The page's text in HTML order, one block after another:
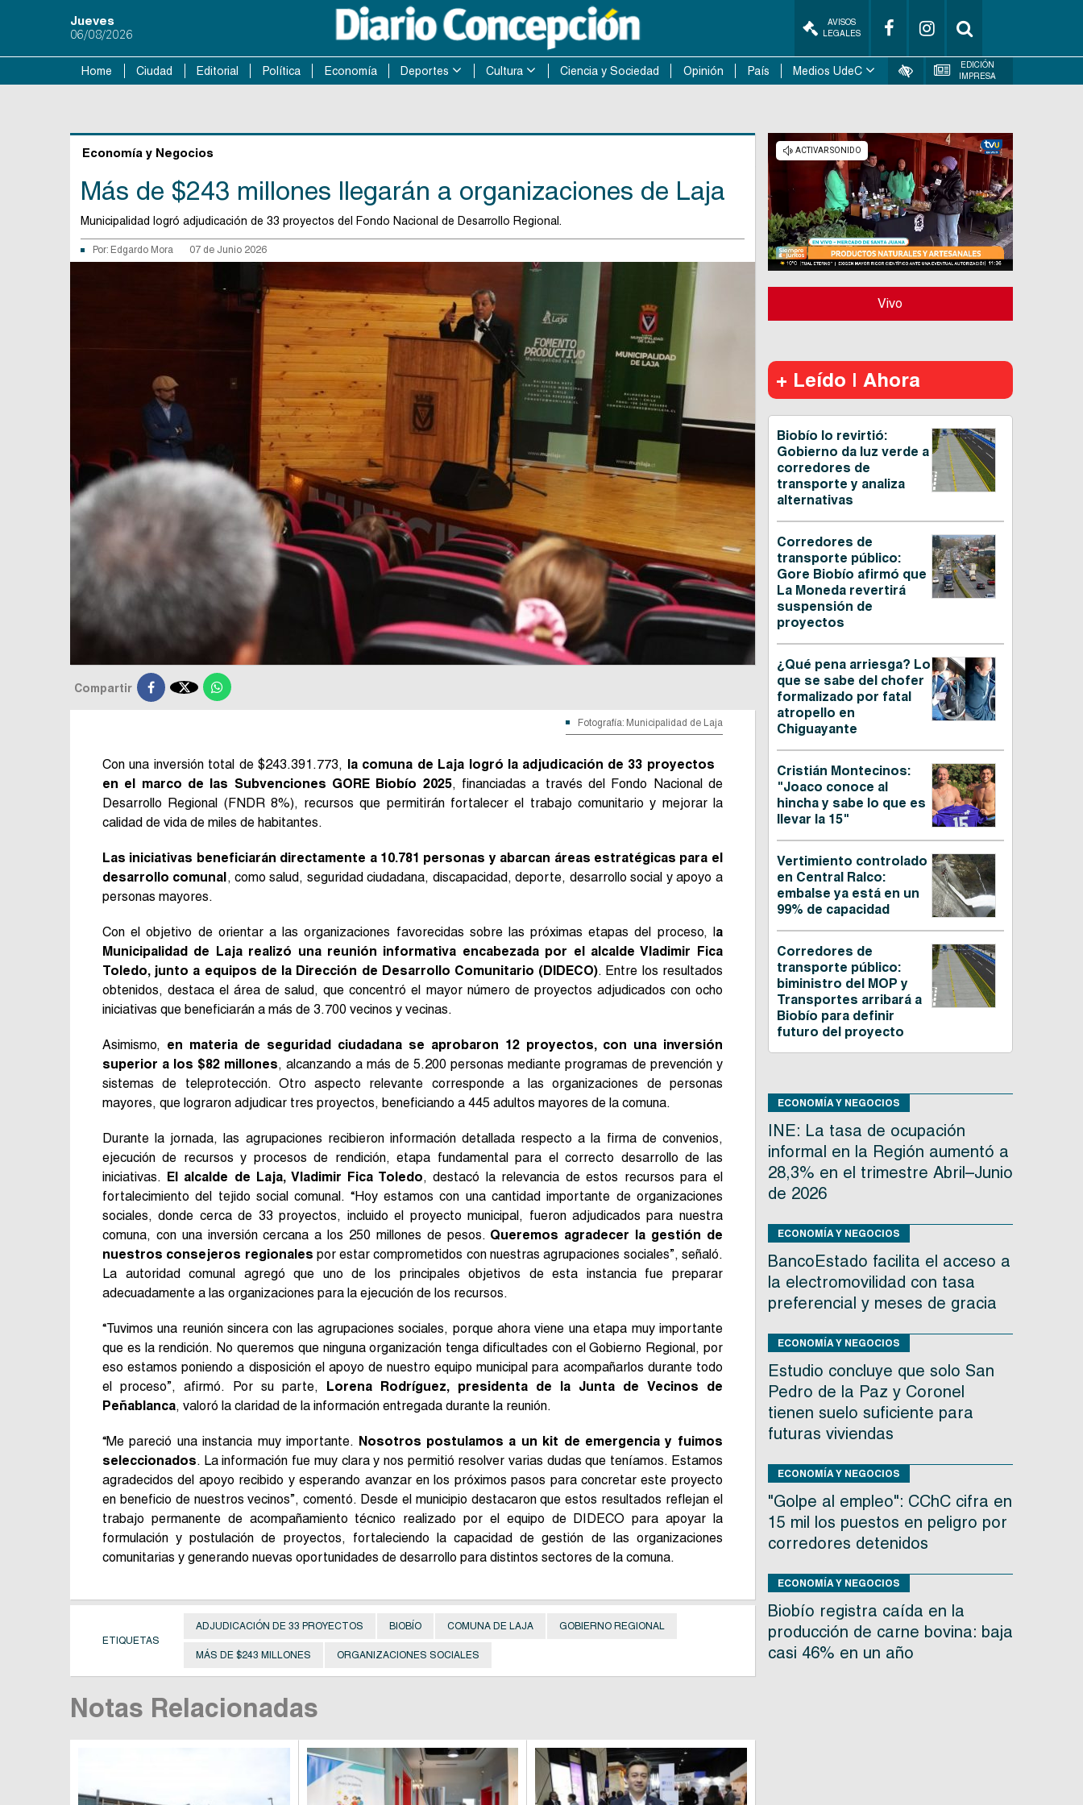
Jueves
06/08/2026
AVISOS
LEGALES
Home Ciudad Editorial Política Economía Deportes Cultura Ciencia y Sociedad Opinión País Medios UdeC
EDICIÓN
IMPRESA
Economía y Negocios
Más de $243 millones llegarán a organizaciones de Laja
Municipalidad logró adjudicación de 33 proyectos del Fondo Nacional de Desarrollo Regional.
Por: Edgardo Mora 07 de Junio 2026
Compartir 
Fotografía: Municipalidad de Laja
Con una inversión total de $243.391.773, la comuna de Laja logró la adjudicación de 33 proyectos
en el marco de las Subvenciones GORE Biobío 2025, financiadas a través del Fondo Nacional de
Desarrollo Regional (FNDR 8%), recursos que permitirán fortalecer el trabajo comunitario y mejorar la
calidad de vida de miles de habitantes.
Las iniciativas beneficiarán directamente a 10.781 personas y abarcan áreas estratégicas para el
desarrollo comunal, como salud, seguridad ciudadana, discapacidad, deporte, desarrollo social y apoyo a
personas mayores.
Con el objetivo de orientar a las organizaciones favorecidas sobre las próximas etapas del proceso, la
Municipalidad de Laja realizó una reunión informativa encabezada por el alcalde Vladimir Fica
Toledo, junto a equipos de la Dirección de Desarrollo Comunitario (DIDECO). Entre los resultados
obtenidos, destaca el área de salud, que concentró el mayor número de proyectos adjudicados con ocho
iniciativas que beneficiarán a más de 3.700 vecinos y vecinas.
Asimismo, en materia de seguridad ciudadana se aprobaron 12 proyectos, con una inversión
superior a los $82 millones, alcanzando a más de 5.200 personas mediante programas de prevención y
sistemas de teleprotección. Otro aspecto relevante corresponde a las organizaciones de personas
mayores, que lograron adjudicar tres proyectos, beneficiando a 445 adultos mayores de la comuna.
Durante la jornada, las agrupaciones recibieron información detallada respecto a la firma de convenios,
ejecución de recursos y procesos de rendición, etapa fundamental para el correcto desarrollo de las
iniciativas. El alcalde de Laja, Vladimir Fica Toledo, destacó la relevancia de estos recursos para el
fortalecimiento del tejido social comunal. “Hoy estamos con una cantidad importante de organizaciones
sociales, donde cerca de 33 proyectos, incluido el proyecto municipal, fueron adjudicados para nuestra
comuna, con una inversión cercana a los 250 millones de pesos. Queremos agradecer la gestión de
nuestros consejeros regionales por estar comprometidos con nuestras agrupaciones sociales”, señaló.
La autoridad comunal agregó que uno de los principales objetivos de esta instancia fue preparar
adecuadamente a las organizaciones para la ejecución de los recursos.
“Tuvimos una reunión sincera con las agrupaciones sociales, porque ahora viene una etapa muy importante
que es la rendición. No queremos que ninguna organización tenga dificultades con el Gobierno Regional, por
eso estamos poniendo a disposición el apoyo de nuestro equipo municipal para acompañarlos durante todo
el proceso”, afirmó. Por su parte, Lorena Rodríguez, presidenta de la Junta de Vecinos de
Peñablanca, valoró la claridad de la información entregada durante la reunión.
“Me pareció una instancia muy importante. Nosotros postulamos a un kit de emergencia y fuimos
seleccionados. La información fue muy clara y nos permitió resolver varias dudas que teníamos. Estamos
agradecidos del apoyo recibido y esperando avanzar en los próximos pasos para concretar este proyecto
en beneficio de nuestros vecinos”, comentó. Desde el municipio destacaron que estos resultados reflejan el
trabajo permanente de acompañamiento técnico realizado por el equipo de DIDECO para apoyar la
formulación y postulación de proyectos, fortaleciendo la capacidad de gestión de las organizaciones
comunitarias y generando nuevas oportunidades de desarrollo para distintos sectores de la comuna.
ETIQUETAS
ADJUDICACIÓN DE 33 PROYECTOS BIOBÍO COMUNA DE LAJA GOBIERNO REGIONAL
MÁS DE $243 MILLONES ORGANIZACIONES SOCIALES
Notas Relacionadas
Vivo
+ Leído | Ahora
Biobío lo revirtió:
Gobierno da luz verde a
corredores de
transporte y analiza
alternativas
Corredores de
transporte público:
Gore Biobío afirmó que
La Moneda revertirá
suspensión de
proyectos
¿Qué pena arriesga? Lo
que se sabe del chofer
formalizado por fatal
atropello en
Chiguayante
Cristián Montecinos:
"Joaco conoce al
hincha y sabe lo que es
llevar la 15"
Vertimiento controlado
en Central Ralco:
embalse ya está en un
99% de capacidad
Corredores de
transporte público:
biministro del MOP y
Transportes arribará a
Biobío para definir
futuro del proyecto
ECONOMÍA Y NEGOCIOS
INE: La tasa de ocupación
informal en la Región aumentó a
28,3% en el trimestre Abril–Junio
de 2026
ECONOMÍA Y NEGOCIOS
BancoEstado facilita el acceso a
la electromovilidad con tasa
preferencial y meses de gracia
ECONOMÍA Y NEGOCIOS
Estudio concluye que solo San
Pedro de la Paz y Coronel
tienen suelo suficiente para
futuras viviendas
ECONOMÍA Y NEGOCIOS
"Golpe al empleo": CChC cifra en
15 mil los puestos en peligro por
corredores detenidos
ECONOMÍA Y NEGOCIOS
Biobío registra caída en la
producción de carne bovina: baja
casi 46% en un año